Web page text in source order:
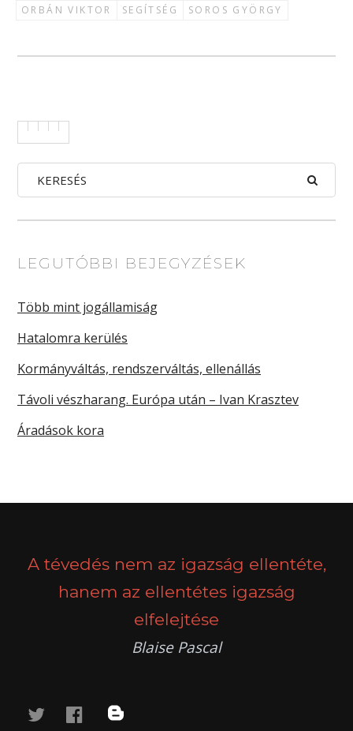
ORBÁN VIKTOR
SEGÍTSÉG SOROS GYÖRGY
LEGUTÓBBI BEJEGYZÉSEK
Több mint jogállamiság
Hatalomra kerülés
Kormányváltás, rendszerváltás, ellenállás
Távoli vészharang. Európa után – Ivan Krasztev
Áradások kora
A tévedés nem az igazság ellentéte,
hanem az ellentétes igazság
elfelejtése
Blaise Pascal
twitterfacebook
blog